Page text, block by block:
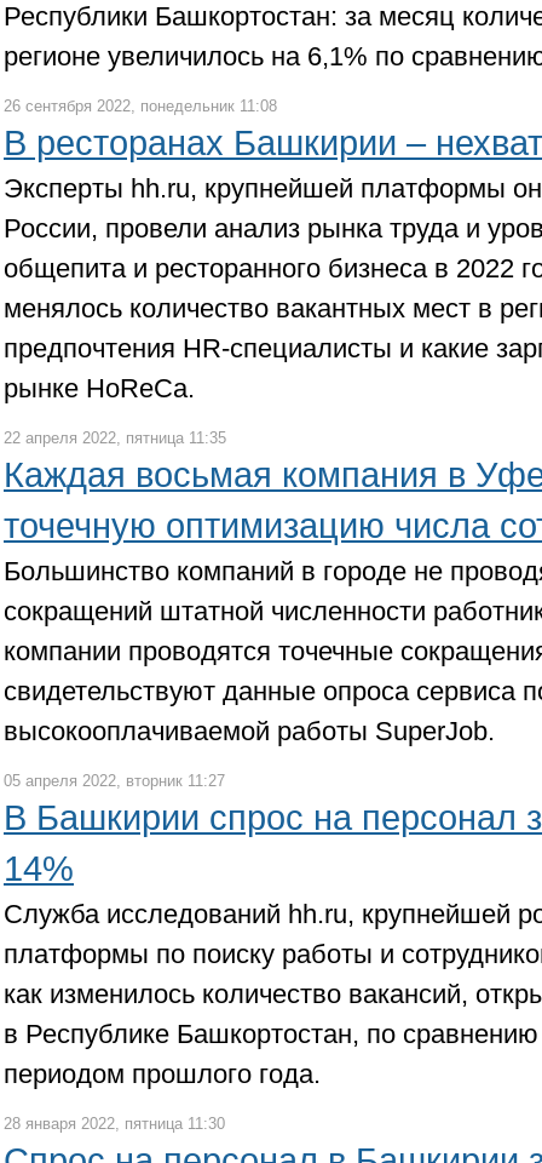
Республики Башкортостан: за месяц
регионе увеличилось на 6,1% по
26 сентября 2022, понедельник 11:08
В ресторанах Башкирии –
Эксперты hh.ru, крупнейшей платформы
России, провели анализ рынка труда и
общепита и ресторанного бизнеса в 2022
менялось количество вакантных мест в
предпочтения HR-специалисты и какие
рынке HoReCa.
22 апреля 2022, пятница 11:35
Каждая восьмая компания в
точечную оптимизацию числа
Большинство компаний в городе не
сокращений штатной численности
компании проводятся точечные
свидетельствуют данные опроса сервиса
высокооплачиваемой работы SuperJob.
05 апреля 2022, вторник 11:27
В Башкирии спрос на персонал
14%
Служба исследований hh.ru, крупнейшей
платформы по поиску работы и
как изменилось количество вакансий,
в Республике Башкортостан, по
периодом прошлого года.
28 января 2022, пятница 11:30